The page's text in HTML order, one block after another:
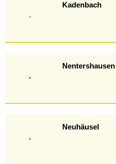
Kadenbach
Nentershausen
Neuhäusel